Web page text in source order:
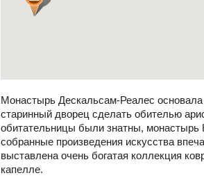
Монастырь Дескальсам-Реалес
старинный дворец сделать обителью
обитательницы были знатны, монастырь
собранные произведения искусства
выставлена очень богатая коллекция
капелле.